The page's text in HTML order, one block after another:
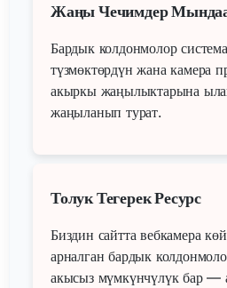
Жаңы Чечимдер
Бардык колдонмолор
түзмөктөрдүн жана камера
акыркы жаңылыктарына
жаңыланып турат.
Толук Тегерек Ресурс
Биздин сайтта вебкамера
арналган бардык
акысыз мүмкүнчүлүк бар —